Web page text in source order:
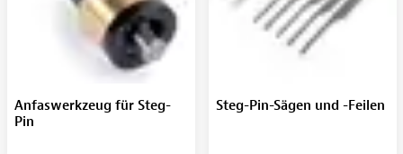
Anfaswerkzeug für Steg-
Pin
Steg-Pin-Sägen und -Feilen